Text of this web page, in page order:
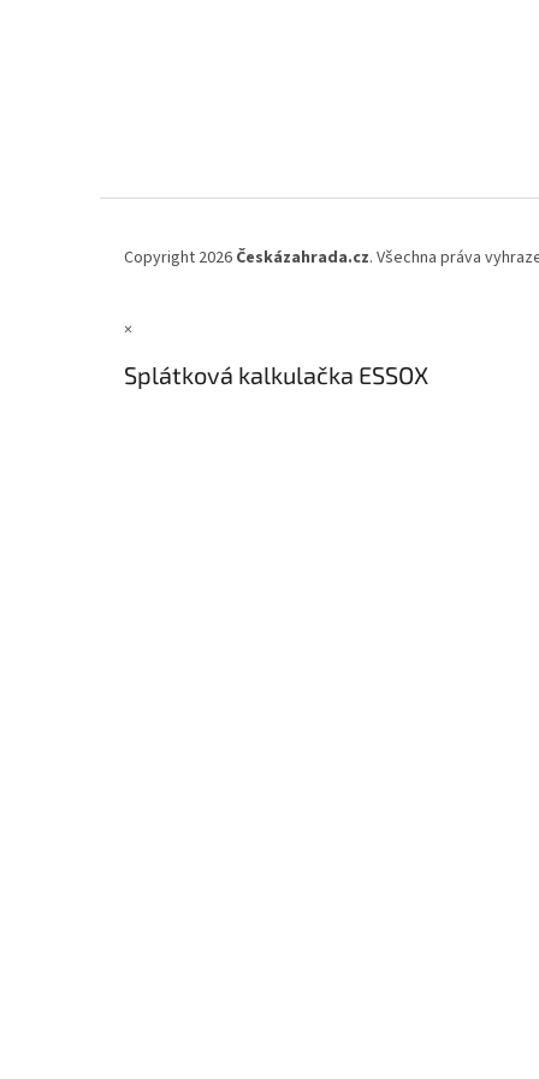
Copyright 2026 Českázahrada.cz. Všechna práva
×
Splátková kalkulačka ESSOX